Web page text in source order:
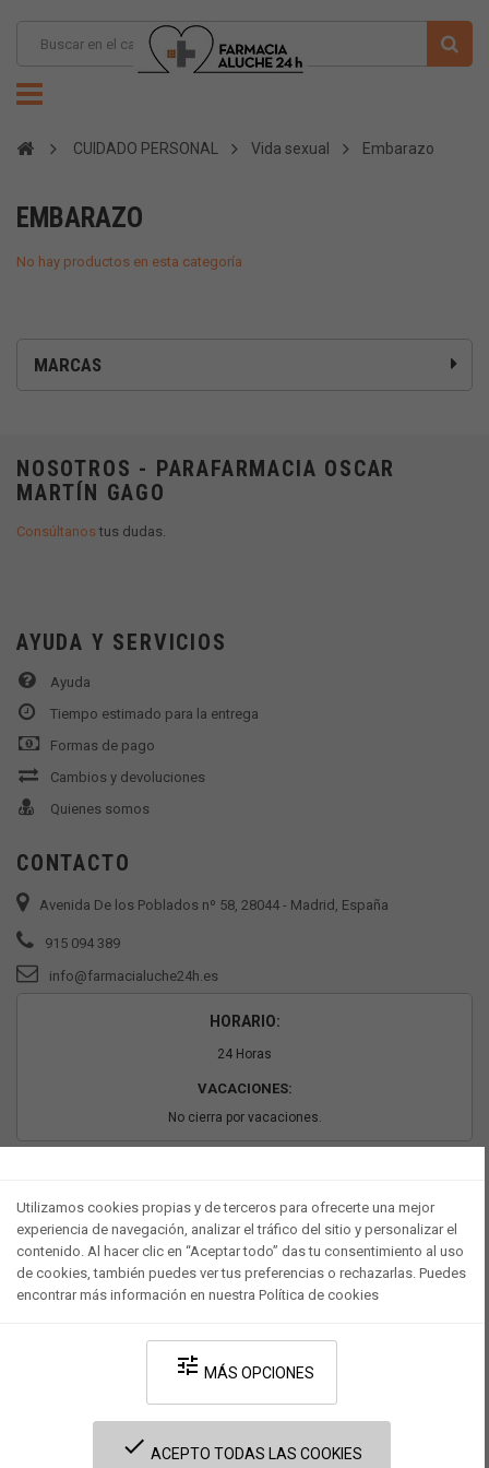
CUIDADO PERSONAL Vida sexual Embarazo
MARCAS
EMBARAZO
No hay productos en esta categoría
NOSOTROS - PARAFARMACIA OSCAR
MARTÍN GAGO
Consúltanostus dudas.
AYUDA Y SERVICIOS
Ayuda
Tiempo estimado para la entrega
Formas de pago
Cambios y devoluciones
Quienes somos
CONTACTO
Avenida De los Poblados nº 58, 28044 - Madrid, España
915 094 389
info@farmacialuche24h.es
HORARIO:
24 Horas
VACACIONES:
No cierra por vacaciones.
Desarrollado por V·Farma-Política de privacidad-Política de cookies
Términos y condiciones legales
Utilizamos cookies propias y de terceros para ofrecerte una mejor
experiencia de navegación, analizar el tráfico del sitio y personalizar el
contenido. Al hacer clic en “Aceptar todo” das tu consentimiento al uso
de cookies, también puedes ver tus preferencias o rechazarlas. Puedes
encontrar más información en nuestra Política de cookies
tune MÁS OPCIONES
done ACEPTO TODAS LAS COOKIES